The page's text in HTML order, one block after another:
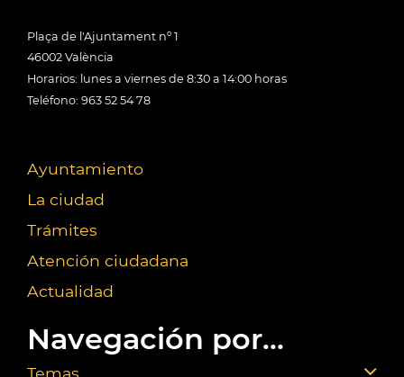
Plaça de l'Ajuntament nº 1
46002 València
Horarios: lunes a viernes de 8:30 a 14:00 horas
Teléfono: 963 52 54 78
Ayuntamiento
La ciudad
Trámites
Atención ciudadana
Actualidad
Navegación por...
Temas